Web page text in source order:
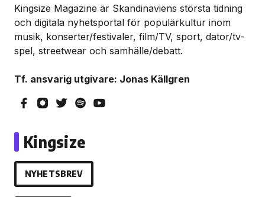
Kingsize Magazine är Skandinaviens största tidning
och digitala nyhetsportal för populärkultur inom
musik, konserter/festivaler, film/TV, sport, dator/tv-
spel, streetwear och samhälle/debatt.
Tf. ansvarig utgivare: Jonas Källgren
Kingsize
NYHETSBREV